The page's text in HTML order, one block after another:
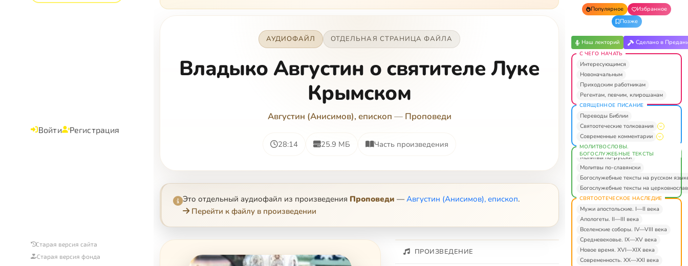
Войти Регистрация
Старая версия сайта
Старая версия фонда
АУДИОФАЙЛ ОТДЕЛЬНАЯ СТРАНИЦА ФАЙЛА
Владыко Августин о святителе Луке
Крымском
Августин (Анисимов), епископ — Проповеди
28:14 25.9 МБ Часть произведения
Это отдельный аудиофайл из произведения Проповеди — Августин (Анисимов), епископ.
Перейти к файлу в произведении
ПРОИЗВЕДЕНИЕ
Популярное
Избранное
Позже
Наш лекторий Сделано в
С ЧЕГО НАЧАТЬ
Интересующимся
Новоначальным
Приходским работникам
Регентам, певчим, клирошанам
СВЯЩЕННОЕ ПИСАНИЕ
Переводы Библии
Святоотеческие толкования
Современные комментарии
МОЛИТВОСЛОВЫ.
БОГОСЛУЖЕБНЫЕ ТЕКСТЫ
Молитвы по-русски
Молитвы по-славянски
Богослужебные тексты на русском
Богослужебные тексты на
СВЯТООТЕЧЕСКОЕ НАСЛЕДИЕ
Мужи апостольские. I—II века
Апологеты. II—III века
Вселенские соборы. IV—VIII века
Средневековье. IX—XV века
Новое время. XVI—XIX века
Современность. XX—XXI века